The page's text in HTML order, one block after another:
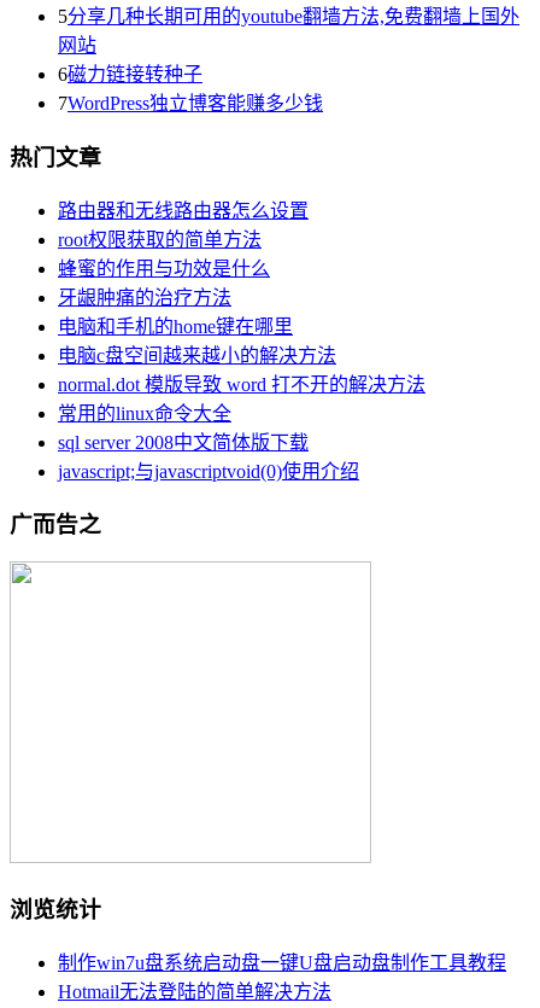
5分享几种长期可用的youtube翻墙方法,免费翻墙上国外
网站
6磁力链接转种子
7WordPress独立博客能赚多少钱
热门文章
路由器和无线路由器怎么设置
root权限获取的简单方法
蜂蜜的作用与功效是什么
牙龈肿痛的治疗方法
电脑和手机的home键在哪里
电脑c盘空间越来越小的解决方法
normal.dot 模版导致 word 打不开的解决方法
常用的linux命令大全
sql server 2008中文简体版下载
javascript;与javascriptvoid(0)使用介绍
广而告之
浏览统计
制作win7u盘系统启动盘一键U盘启动盘制作工具教程
Hotmail无法登陆的简单解决方法